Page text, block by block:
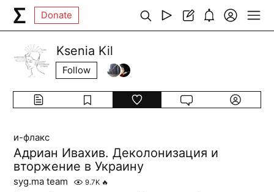
Donate
Ksenia Kil
Follow
и-флакс
Адриан Ивахив. Деколонизация и
вторжение в Украину
syg.ma team 9.7K 🔥